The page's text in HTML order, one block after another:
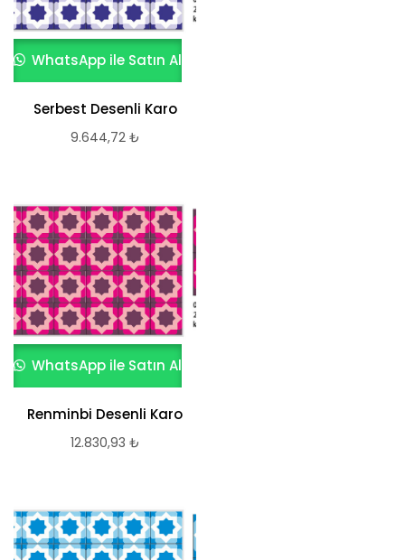
WhatsApp ile Satın Al
Serbest Desenli Karo
9.644,72 ₺
WhatsApp ile Satın Al
Renminbi Desenli Karo
12.830,93 ₺